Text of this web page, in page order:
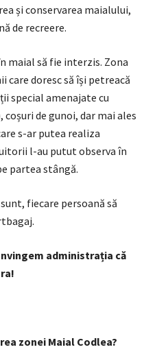
și conservarea maialului,
de recreere.
maial să fie interzis. Zona
doresc să își petreacă
special amenajate cu
de gunoi, dar mai ales
s-ar putea realiza
l-au putut observa în
partea stângă.
fiecare persoană să
administrația că
zonei Maial Codlea?